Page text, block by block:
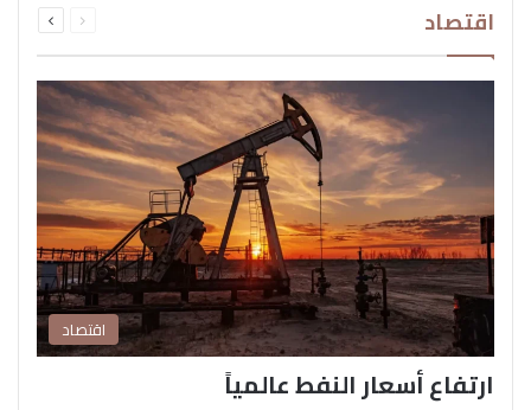
اقتصاد الصفحةالصفحة
اقتصاد
ارتفاع أسعار النفط عالمياً